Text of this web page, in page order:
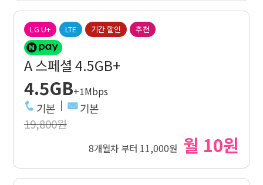
LG U+ LTE 기간 할인 추천
A 스페셜 4.5GB+
4.5GB+1Mbps
기본 기본
19,800원
8개월차 부터 11,000원 월 10원